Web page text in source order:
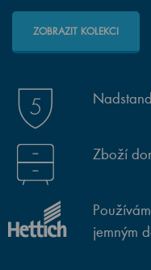
ZOBRAZIT KOLEKCI
Zboží
jemným